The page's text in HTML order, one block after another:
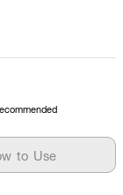
to Use